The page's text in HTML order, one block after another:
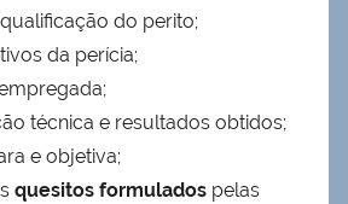
do perito;
da perícia;
técnica e resultados obtidos;
e objetiva;
quesitos formulados pelas